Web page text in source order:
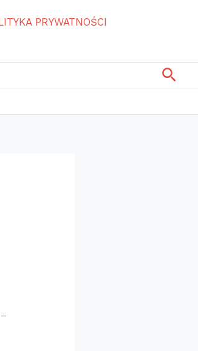
PRYWATNOŚCI